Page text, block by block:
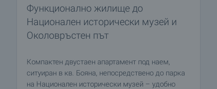
Функционално жилище до
Национален исторически музей и
Околовръстен път
Компактен двустаен апартамент под наем,
ситуиран в кв. Бояна, непосредствено до парка
на Национален исторически музей – удобно